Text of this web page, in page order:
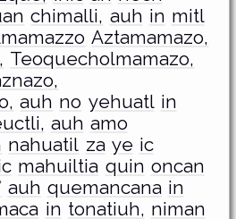
chimalli, auh in mitl
Aztamamazo,
Teoquecholmamazo,
auh no yehuatl in
auh amo
nahuatil za ye ic
mahuiltia quin oncan
auh quemancana in
in tonatiuh, niman